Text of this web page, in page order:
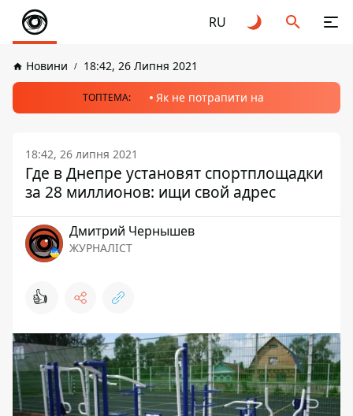
RU
Новини 18:42, 26 Липня 2021
ТОПТЕМА: Як не потрапити на
18:42, 26 липня 2021
Где в Днепре установят спортплощадки
за 28 миллионов: ищи свой адрес
Дмитрий Чернышев
ЖУРНАЛІСТ
👍